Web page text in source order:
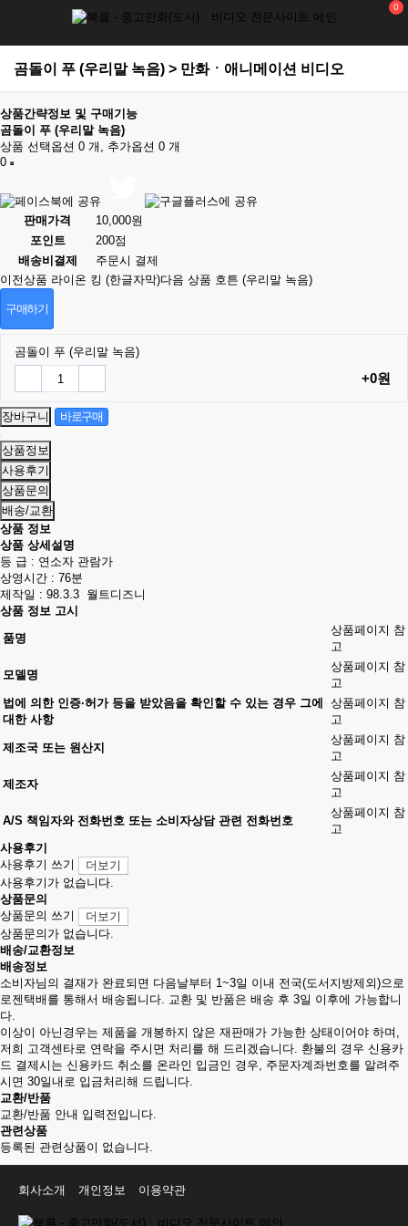
0
곰돌이 푸 (우리말 녹음) > 만화ㆍ애니메이션 비디오
상품간략정보 및 구매기능
곰돌이 푸 (우리말 녹음)
상품 선택옵션 0 개, 추가옵션 0 개
0
판매가격
10,000원
포인트
200점
배송비결제
주문시 결제
이전상품 라이온 킹 (한글자막)다음 상품 호튼 (우리말 녹음)
구매하기
곰돌이 푸 (우리말 녹음)
+0원
상품정보
사용후기
상품문의
배송/교환
상품 정보
상품 상세설명
등 급 : 연소자 관람가
상영시간 : 76분
제작일 : 98.3.3 월트디즈니
상품 정보 고시
품명
상품페이지 참
고
모델명
상품페이지 참
고
법에 의한 인증·허가 등을 받았음을 확인할 수 있는 경우 그에
대한 사항
상품페이지 참
고
제조국 또는 원산지
상품페이지 참
고
제조자
상품페이지 참
고
A/S 책임자와 전화번호 또는 소비자상담 관련 전화번호
상품페이지 참
고
사용후기
사용후기 쓰기
더보기
사용후기가 없습니다.
상품문의
상품문의 쓰기
더보기
상품문의가 없습니다.
배송/교환정보
배송정보
소비자님의 결재가 완료되면 다음날부터 1~3일 이내 전국(도서지방제외)으로
로젠택배를 통해서 배송됩니다. 교환 및 반품은 배송 후 3일 이후에 가능합니
다.
이상이 아닌경우는 제품을 개봉하지 않은 재판매가 가능한 상태이어야 하며,
저희 고객센타로 연락을 주시면 처리를 해 드리겠습니다. 환불의 경우 신용카
드 결제시는 신용카드 취소를 온라인 입금인 경우, 주문자계좌번호를 알려주
시면 30일내로 입금처리해 드립니다.
교환/반품
교환/반품 안내 입력전입니다.
관련상품
등록된 관련상품이 없습니다.
회사소개 개인정보 이용약관